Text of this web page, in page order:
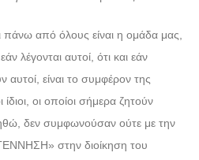
πάνω από όλους είναι η ομάδα μας,
λέγονται αυτοί, ότι και εάν
είναι το συμφέρον της
οι οποίοι σήμερα ζητούν
δεν συμφωνούσαν ούτε με την
στην διοίκηση του